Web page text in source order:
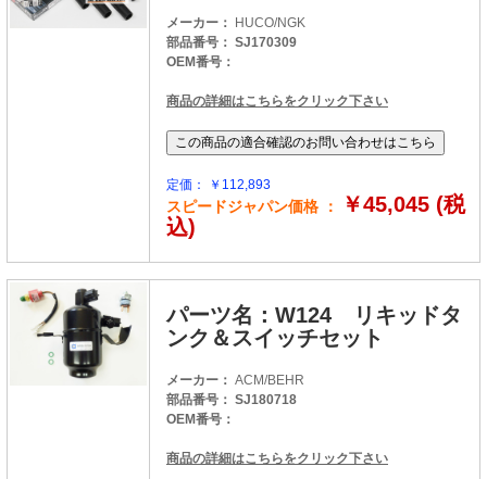
メーカー：
HUCO/NGK
部品番号： SJ170309
OEM番号：
商品の詳細はこちらをクリック下さい
定価： ￥112,893
スピードジャパン価格 ：
￥45,045 (税
込)
パーツ名：W124 リキッドタ
ンク＆スイッチセット
メーカー： ACM/BEHR
部品番号： SJ180718
OEM番号：
商品の詳細はこちらをクリック下さい